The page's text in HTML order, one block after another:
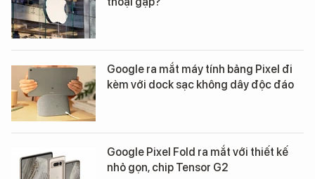
Google ra mắt máy tính bảng Pixel đi
kèm với dock sạc không dây độc đáo
Google Pixel Fold ra mắt với thiết kế
nhỏ gọn, chip Tensor G2